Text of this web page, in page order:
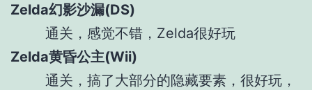
Zelda幻影沙漏(DS)
通关，感觉不错，Zelda很好玩
Zelda黄昏公主(Wii)
通关，搞了大部分的隐藏要素，很好玩，